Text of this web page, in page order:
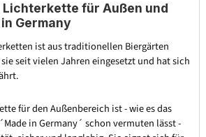
für Außen und
Germany
ist aus traditionellen Biergärten
seit vielen Jahren eingesetzt und hat sich
für den Außenbereich ist - wie es das
in Germany´ schon vermuten lässt -